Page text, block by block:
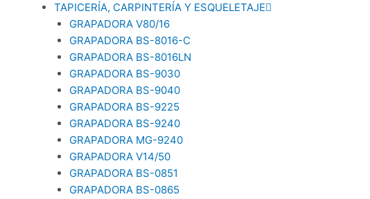
TAPICERÍA, CARPINTERÍA Y ESQUELETAJE
GRAPADORA V80/16
GRAPADORA BS-8016-C
GRAPADORA BS-8016LN
GRAPADORA BS-9030
GRAPADORA BS-9040
GRAPADORA BS-9225
GRAPADORA BS-9240
GRAPADORA MG-9240
GRAPADORA V14/50
GRAPADORA BS-0851
GRAPADORA BS-0865